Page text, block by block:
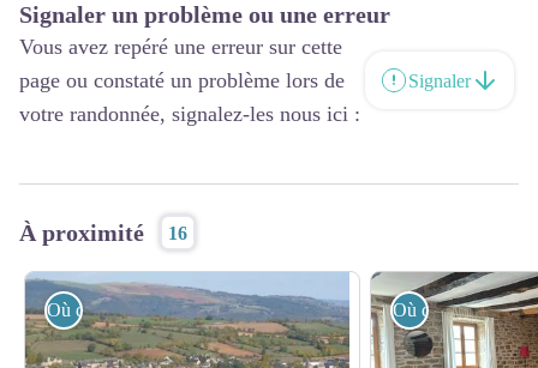
Signaler un problème ou une erreur
Vous avez repéré une erreur sur cette
page ou constaté un problème lors de
votre randonnée, signalez-les nous ici :
Signaler
À proximité 16
Où dormir ? Où dormir ?